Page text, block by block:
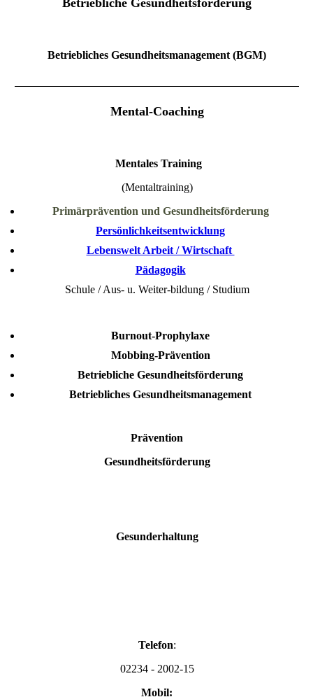
Betriebliche Gesundheitsförderung
Betriebliches Gesundheitsmanagement (BGM)
Mental-Coaching
Mentales Training
(Mentaltraining)
Primärprävention und Gesundheitsförderung
Persönlichkeitsentwicklung
Lebenswelt Arbeit / Wirtschaft
Pädagogik
Schule / Aus- u. Weiter-bildung / Studium
Burnout-Prophylaxe
Mobbing-Prävention
Betriebliche Gesundheitsförderung
Betriebliches Gesundheitsmanagement
Prävention
Gesundheitsförderung
Gesunderhaltung
Telefon:
02234 - 2002-15
Mobil: